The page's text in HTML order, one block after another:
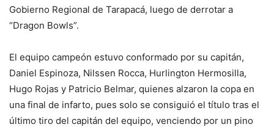
Gobierno Regional de Tarapacá, luego de derrotar a
“Dragon Bowls”.
El equipo campeón estuvo conformado por su capitán,
Daniel Espinoza, Nilssen Rocca, Hurlington Hermosilla,
Hugo Rojas y Patricio Belmar, quienes alzaron la copa en
una final de infarto, pues solo se consiguió el título tras el
último tiro del capitán del equipo, venciendo por un pino